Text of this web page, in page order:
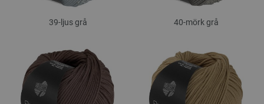
39-ljus grå 40-mörk grå